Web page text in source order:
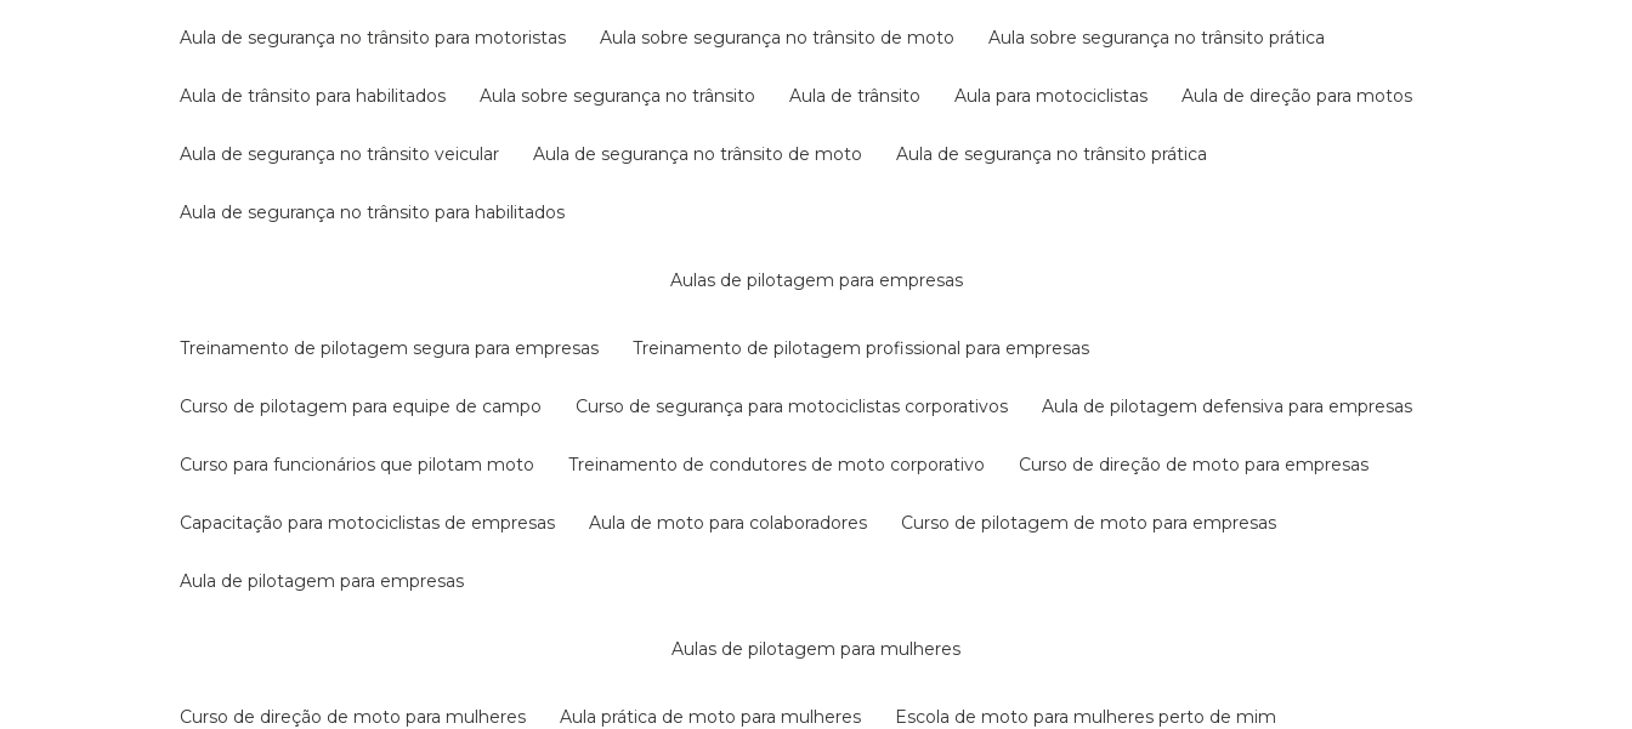
aula de segurança no trânsito para motoristas aula sobre segurança no trânsito de moto aula sobre segurança no trânsito prática
aula de trânsito para habilitados aula sobre segurança no trânsito aula de trânsito aula para motociclistas aula de direção para motos
aula de segurança no trânsito veicular aula de segurança no trânsito de moto aula de segurança no trânsito prática
aula de segurança no trânsito para habilitados
aulas de pilotagem para empresas
treinamento de pilotagem segura para empresas treinamento de pilotagem profissional para empresas
curso de pilotagem para equipe de campo curso de segurança para motociclistas corporativos aula de pilotagem defensiva para empresas
curso para funcionários que pilotam moto treinamento de condutores de moto corporativo curso de direção de moto para empresas
capacitação para motociclistas de empresas aula de moto para colaboradores curso de pilotagem de moto para empresas
aula de pilotagem para empresas
aulas de pilotagem para mulheres
curso de direção de moto para mulheres aula prática de moto para mulheres escola de moto para mulheres perto de mim